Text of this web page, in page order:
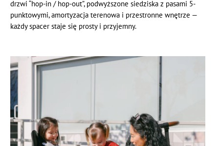
drzwi “hop-in / hop-out”, podwyższone siedziska z pasami 5-
punktowymi, amortyzacja terenowa i przestronne wnętrze —
każdy spacer staje się prosty i przyjemny.